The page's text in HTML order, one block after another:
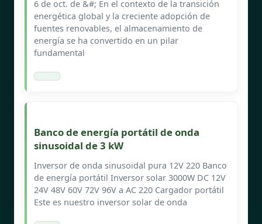
6 de oct. de &#; En el contexto de la transición
energética global y la creciente adopción de
fuentes renovables, el almacenamiento de
energía se ha convertido en un pilar
fundamental
Banco de energía portátil de onda
sinusoidal de 3 kW
Inversor de onda sinusoidal pura 12V 220 Banco
de energía portátil Inversor solar 3000W DC 12V
24V 48V 60V 72V 96V a AC 220 Cargador portátil
Este es nuestro inversor solar de onda